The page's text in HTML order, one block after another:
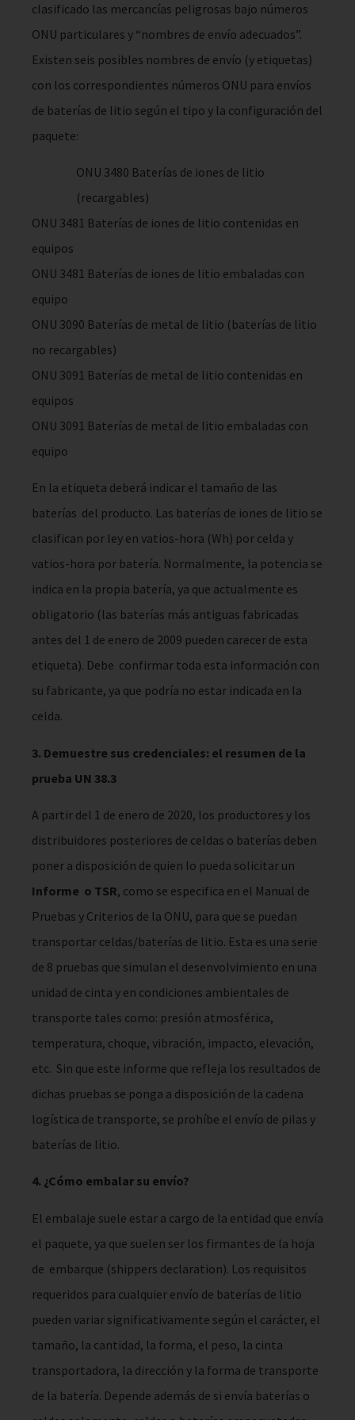
clasificado las mercancías peligrosas bajo números
ONU particulares y “nombres de envío adecuados”.
Existen seis posibles nombres de envío (y etiquetas)
con los correspondientes números ONU para envíos
de baterías de litio según el tipo y la configuración del
paquete:
ONU 3480 Baterías de iones de litio
(recargables)
ONU 3481 Baterías de iones de litio contenidas en
equipos
ONU 3481 Baterías de iones de litio embaladas con
equipo
ONU 3090 Baterías de metal de litio (baterías de litio
no recargables)
ONU 3091 Baterías de metal de litio contenidas en
equipos
ONU 3091 Baterías de metal de litio embaladas con
equipo
En la etiqueta deberá indicar el tamaño de las
baterías del producto. Las baterías de iones de litio se
clasifican por ley en vatios-hora (Wh) por celda y
vatios-hora por batería. Normalmente, la potencia se
indica en la propia batería, ya que actualmente es
obligatorio (las baterías más antiguas fabricadas
antes del 1 de enero de 2009 pueden carecer de esta
etiqueta). Debe confirmar toda esta información con
su fabricante, ya que podría no estar indicada en la
celda.
3. Demuestre sus credenciales: el resumen de la
prueba UN 38.3
A partir del 1 de enero de 2020, los productores y los
distribuidores posteriores de celdas o baterías deben
poner a disposición de quien lo pueda solicitar un
Informe o TSR, como se especifica en el Manual de
Pruebas y Criterios de la ONU, para que se puedan
transportar celdas/baterías de litio. Esta es una serie
de 8 pruebas que simulan el desenvolvimiento en una
unidad de cinta y en condiciones ambientales de
transporte tales como: presión atmosférica,
temperatura, choque, vibración, impacto, elevación,
etc. Sin que este informe que refleja los resultados de
dichas pruebas se ponga a disposición de la cadena
logística de transporte, se prohíbe el envío de pilas y
baterías de litio.
4. ¿Cómo embalar su envío?
El embalaje suele estar a cargo de la entidad que envía
el paquete, ya que suelen ser los firmantes de la hoja
de embarque (shippers declaration). Los requisitos
requeridos para cualquier envío de baterías de litio
pueden variar significativamente según el carácter, el
tamaño, la cantidad, la forma, el peso, la cinta
transportadora, la dirección y la forma de transporte
de la batería. Depende además de si envía baterías o